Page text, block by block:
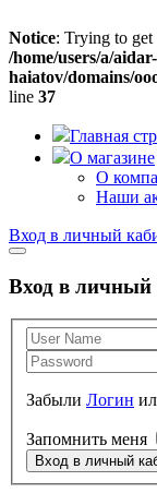
Notice: Trying to
/home/users/a/aidar-
haiatov/domains/
line 37
Главная
О магазине
О
Наши
Вход в личный
Вход в личный
Забыли Логин
Запомнить меня